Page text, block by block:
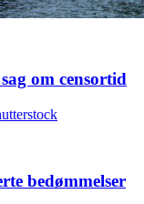
om censortid
bedømmelser